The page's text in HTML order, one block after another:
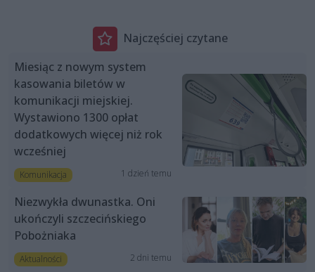
Najczęściej czytane
Miesiąc z nowym system
kasowania biletów w
komunikacji miejskiej.
Wystawiono 1300 opłat
dodatkowych więcej niż rok
wcześniej
Komunikacja 1 dzień temu
Niezwykła dwunastka. Oni
ukończyli szczecińskiego
Pobożniaka
Aktualności 2 dni temu